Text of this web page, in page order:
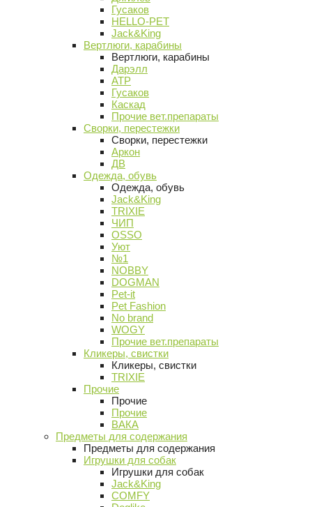
Гусаков
HELLO-PET
Jack&King
Вертлюги, карабины
Вертлюги, карабины
Дарэлл
АТР
Гусаков
Каскад
Прочие вет.препараты
Сворки, перестежки
Сворки, перестежки
Аркон
ДВ
Одежда, обувь
Одежда, обувь
Jack&King
TRIXIE
ЧИП
OSSO
Уют
№1
NOBBY
DOGMAN
Pet-it
Pet Fashion
No brand
WOGY
Прочие вет.препараты
Кликеры, свистки
Кликеры, свистки
TRIXIE
Прочие
Прочие
Прочие
ВАКА
Предметы для содержания
Предметы для содержания
Игрушки для собак
Игрушки для собак
Jack&King
COMFY